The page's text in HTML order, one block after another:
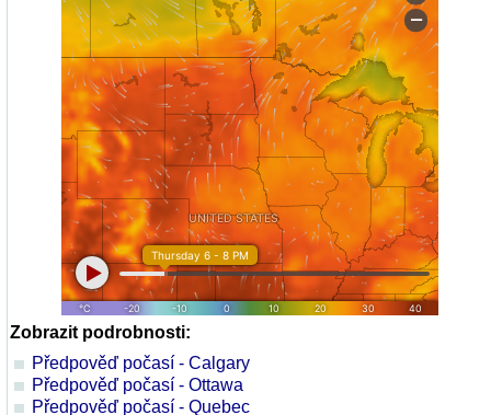
Zobrazit podrobnosti:
Předpověď počasí - Calgary
Předpověď počasí - Ottawa
Předpověď počasí - Quebec